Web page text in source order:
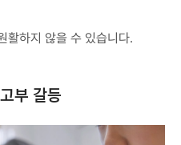
활하지 않을 수 있습니다.
부 갈등